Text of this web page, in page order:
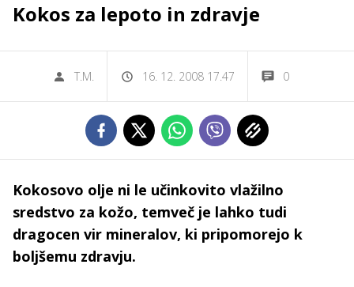
Kokos za lepoto in zdravje
T.M. 16. 12. 2008 17.47 0
Kokosovo olje ni le učinkovito vlažilno
sredstvo za kožo, temveč je lahko tudi
dragocen vir mineralov, ki pripomorejo k
boljšemu zdravju.